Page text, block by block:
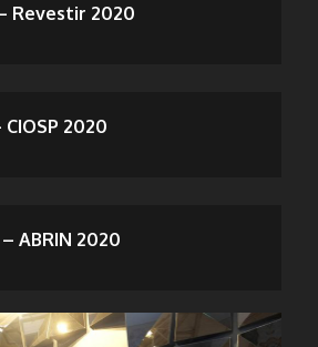
Revestir 2020
2020
ABRIN 2020